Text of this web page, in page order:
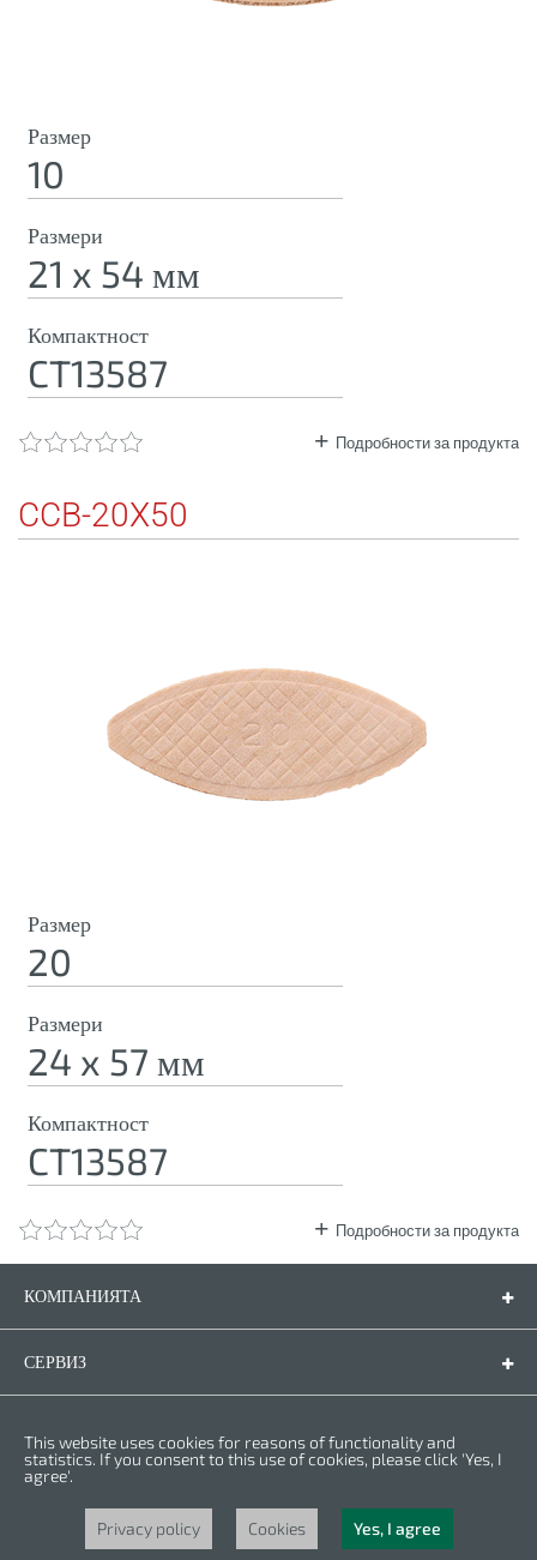
Размер
10
Размери
21 x 54 мм
Компактност
CT13587
Подробности за продукта
CCB-20X50
Размер
20
Размери
24 x 57 мм
Компактност
CT13587
Подробности за продукта
КОМПАНИЯТА
СЕРВИЗ
Гаранционни условия
Политика за личните данни
Бисквитки
Права © 2025 CROWN. Всички права са запазени. CROWN е регистрирана
търговска марка. | CROWN принадлежи към Merit Link group.
This website uses cookies for reasons of functionality and
statistics. If you consent to this use of cookies, please click 'Yes, I
agree'.
Privacy policy Cookies Yes, I agree